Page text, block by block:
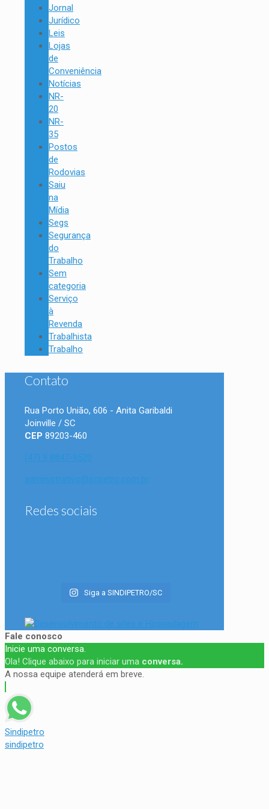
Jornal
Jurídico
Leis
Lojas
de
Conveniência
Notícias
NR-
20
NR-
35
Postos
de
Rodovias
Saiu
na
Mídia
Segs
Segurança
do
Trabalho
Sem
categoria
Serviço
à
Revenda
Trabalhista
Trabalho
Contato
Rua Porto União, 606 - Anita Garibaldi
Joinville / SC
CEP 89203-460
(47) 9 8847-9520
administrativo@scpetro.com.br
Redes sociais
Siga a SINDIPETRO/SC
Fale conosco
Inicie uma conversa.
Ola! Clique abaixo para iniciar uma conversa.
A nossa equipe atenderá em breve.
Sindipetro
sindipetro